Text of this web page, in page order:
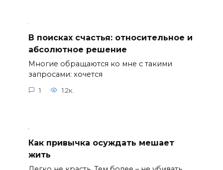
В поисках счастья: относительное и
абсолютное решение
Многие обращаются ко мне с такими
запросами: хочется
1 1.2к.
Как привычка осуждать мешает
жить